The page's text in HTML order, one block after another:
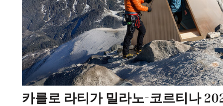
카를로 라티가 밀라노-코르티나